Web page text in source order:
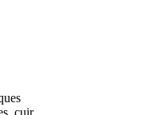
cuir...